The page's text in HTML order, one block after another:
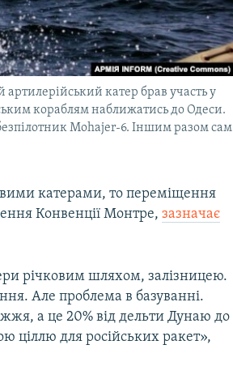
катер брав участь у
кораблям наближатись до Одеси.
Mohajer-6. Іншим разом сам
катерами, то переміщення
Конвенції Монтре,зазначає
річковим шляхом, залізницею.
Але проблема в базуванні.
а це 20% від дельти Дунаю до
ціллю для російських ракет»,